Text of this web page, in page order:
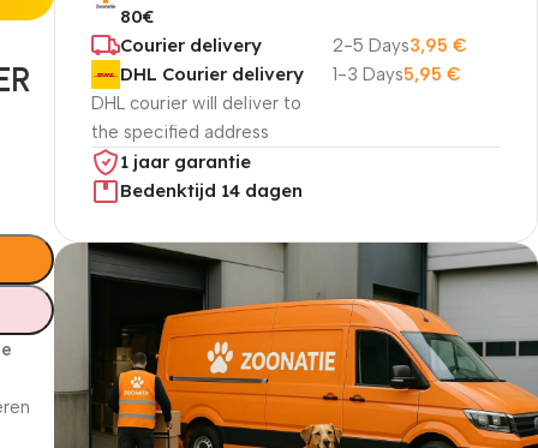
80€
Courier delivery
2-5 Days3,95€
DHL Courier delivery
DHL courier will deliver to
the specified address
1-3 Days5,95€
1 jaar garantie
Bedenktijd 14 dagen